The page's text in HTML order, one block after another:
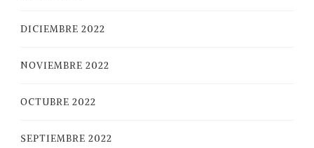
DICIEMBRE 2022
NOVIEMBRE 2022
OCTUBRE 2022
SEPTIEMBRE 2022